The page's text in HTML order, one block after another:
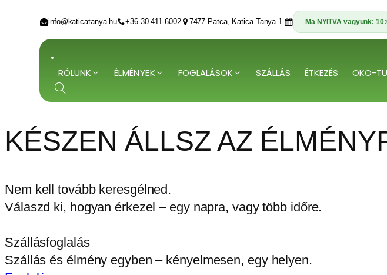
info@katicatanya.hu +36 30 411-6002 7477 Patca, Katica Tanya 1. Ma NYITVA vagyunk:
RÓLUNK ÉLMÉNYEK FOGLALÁSOK SZÁLLÁS ÉTKEZÉS ÖKO-
KÉSZEN ÁLLSZ AZ
Nem kell tovább keresgélned.
Válaszd ki, hogyan érkezel – egy napra, vagy több időre.
Szállásfoglalás
Szállás és élmény egyben – kényelmesen, egy helyen.